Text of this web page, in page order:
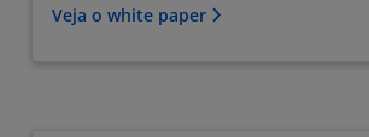
Veja o white paper